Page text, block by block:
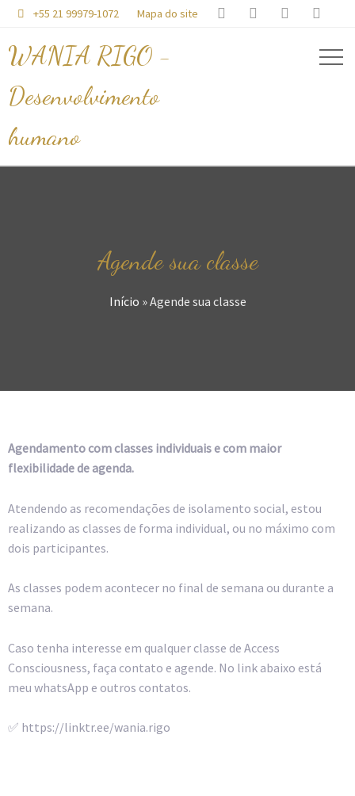
 +55 21 99979-1072 Mapa do site    
WANIA RIGO -
Desenvolvimento
humano
Agende sua classe
Início »Agende sua classe
Agendamento com classes individuais e com maior
flexibilidade de agenda.
Atendendo as recomendações de isolamento social, estou
realizando as classes de forma individual, ou no máximo com
dois participantes.
As classes podem acontecer no final de semana ou durante a
semana.
Caso tenha interesse em qualquer classe de Access
Consciousness, faça contato e agende. No link abaixo está
meu whatsApp e outros contatos.
✅ https://linktr.ee/wania.rigo
0:00
3:00